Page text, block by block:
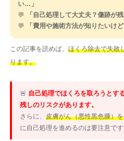
い…」
💬
「自己処理して大丈夫？傷跡が残
💬
「費用や施術方法が知りたいけ
この記事を読めば、 ほくろ除去で失敗
ります。
🚨 自己処理でほくろを取ろうとす
残しのリスクがあります。
さらに、 皮膚がん（悪性黒色腫）
に自己処理を進めるのは要注意です